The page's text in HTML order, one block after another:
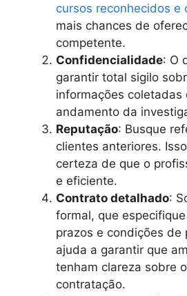
cursos reconhecidos e
mais chances de
competente.
Confidencialidade: O
garantir total sigilo
informações coletadas
andamento da
Reputação: Busque
clientes anteriores.
certeza de que o
e eficiente.
Contrato detalhado:
formal, que
prazos e condições de
ajuda a garantir que
tenham clareza sobre
contratação.